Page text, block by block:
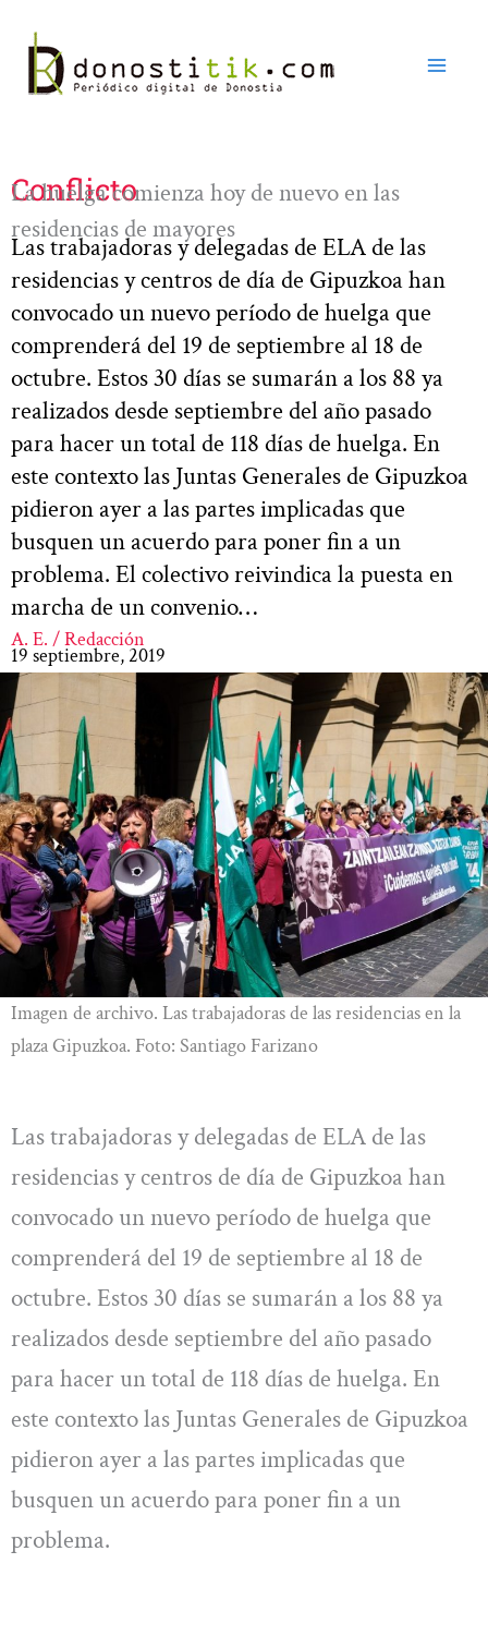
contenido
Conflicto
La huelga comienza hoy de nuevo en las
residencias de mayores
Las trabajadoras y delegadas de ELA de las
residencias y centros de día de Gipuzkoa han
convocado un nuevo período de huelga que
comprenderá del 19 de septiembre al 18 de
octubre. Estos 30 días se sumarán a los 88 ya
realizados desde septiembre del año pasado
para hacer un total de 118 días de huelga. En
este contexto las Juntas Generales de Gipuzkoa
pidieron ayer a las partes implicadas que
busquen un acuerdo para poner fin a un
problema. El colectivo reivindica la puesta en
marcha de un convenio…
A. E. / Redacción
19 septiembre, 2019
Imagen de archivo. Las trabajadoras de las residencias en la
plaza Gipuzkoa. Foto: Santiago Farizano
Las trabajadoras y delegadas de ELA de las
residencias y centros de día de Gipuzkoa han
convocado un nuevo período de huelga que
comprenderá del 19 de septiembre al 18 de
octubre. Estos 30 días se sumarán a los 88 ya
realizados desde septiembre del año pasado
para hacer un total de 118 días de huelga. En
este contexto las Juntas Generales de Gipuzkoa
pidieron ayer a las partes implicadas que
busquen un acuerdo para poner fin a un
problema.